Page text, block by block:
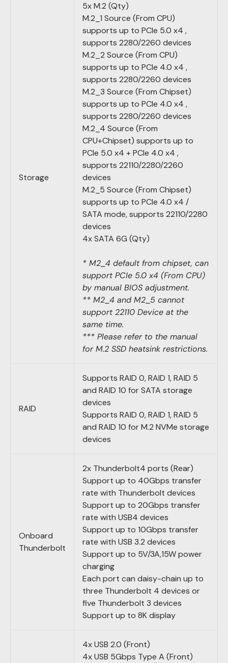
Storage
5x M.2 (Qty)
M.2_1 Source (From CPU)
supports up to PCIe 5.0 x4 ,
supports 2280/2260 devices
M.2_2 Source (From CPU)
supports up to PCIe 4.0 x4 ,
supports 2280/2260 devices
M.2_3 Source (From Chipset)
supports up to PCIe 4.0 x4 ,
supports 2280/2260 devices
M.2_4 Source (From
CPU+Chipset) supports up to
PCIe 5.0 x4 + PCIe 4.0 x4 ,
supports 22110/2280/2260
devices
M.2_5 Source (From Chipset)
supports up to PCIe 4.0 x4 /
SATA mode, supports 22110/2280
devices
4x SATA 6G (Qty)
* M2_4 default from chipset, can
support PCIe 5.0 x4 (From CPU)
by manual BIOS adjustment.
** M2_4 and M2_5 cannot
support 22110 Device at the
same time.
*** Please refer to the manual
for M.2 SSD heatsink restrictions.
RAID
Supports RAID 0, RAID 1, RAID 5
and RAID 10 for SATA storage
devices
Supports RAID 0, RAID 1, RAID 5
and RAID 10 for M.2 NVMe storage
devices
Onboard
Thunderbolt
2x Thunderbolt4 ports (Rear)
Support up to 40Gbps transfer
rate with Thunderbolt devices
Support up to 20Gbps transfer
rate with USB4 devices
Support up to 10Gbps transfer
rate with USB 3.2 devices
Support up to 5V/3A,15W power
charging
Each port can daisy-chain up to
three Thunderbolt 4 devices or
five Thunderbolt 3 devices
Support up to 8K display
4x USB 2.0 (Front)
4x USB 5Gbps Type A (Front)